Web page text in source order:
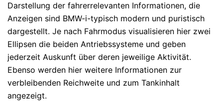
Darstellung der fahrerrelevanten Informationen, die
Anzeigen sind BMW-i-typisch modern und puristisch
dargestellt. Je nach Fahrmodus visualisieren hier zwei
Ellipsen die beiden Antriebssysteme und geben
jederzeit Auskunft über deren jeweilige Aktivität.
Ebenso werden hier weitere Informationen zur
verbleibenden Reichweite und zum Tankinhalt
angezeigt.